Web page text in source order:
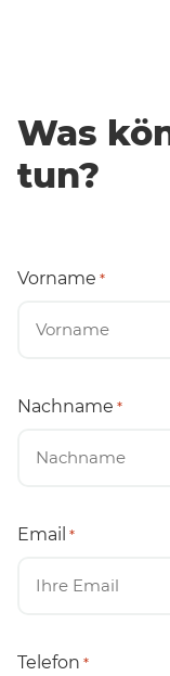
Was
tun?
Vorname *
Nachname *
Email *
Telefon *